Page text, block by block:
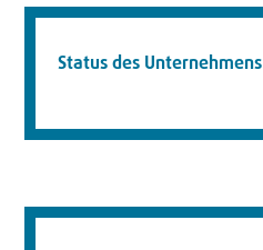
Status des Unternehmens